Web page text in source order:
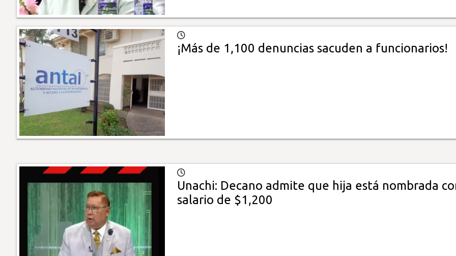
¡Más de 1,100 denuncias sacuden a funcionarios!
Unachi: Decano admite que hija está nombrada
salario de $1,200